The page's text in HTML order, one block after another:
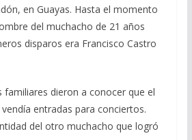
en Guayas. Hasta el momento
del muchacho de 21 años
disparos era Francisco Castro
familiares dieron a conocer que el
vendía entradas para conciertos.
del otro muchacho que logró